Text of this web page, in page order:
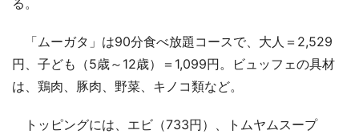
る。
「ムーガタ」は90分食べ放題コースで、大人＝2,529
円、子ども（5歳～12歳）＝1,099円。ビュッフェの具材
は、鶏肉、豚肉、野菜、キノコ類など。
トッピングには、エビ（733円）、トムヤムスープ